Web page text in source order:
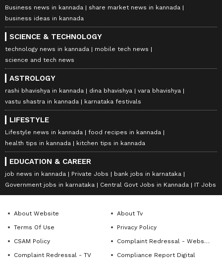
Business news in kannada
share market news in kannada
business ideas in kannada
SCIENCE & TECHNOLOGY
technology news in kannada
mobile tech news
science and tech news
ASTROLOGY
rashi bhavishya in kannada dina bhavishya
vara bhavishya
vastu shastra in kannada
karnataka festivals
LIFESTYLE
Lifestyle news in kannada
food recipes in kannada
health tips in kannada
kitchen tips in kannada
EDUCATION & CAREER
job news in kannada Private Jobs
bank jobs in karnataka
Government jobs in karnataka
Central Govt Jobs in Kannada IT Jobs
About Website
About Tv
Terms Of Use
Privacy Policy
CSAM Policy
Complaint Redressal - Website
Complaint Redressal - TV
Compliance Report Digital